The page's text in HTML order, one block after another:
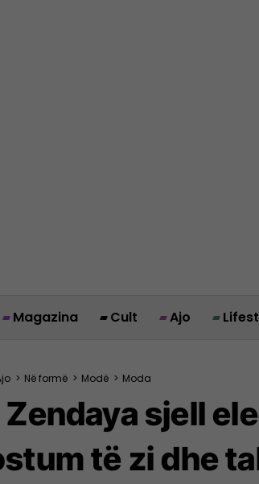
Magazina Cult Ajo
> Në formë > Modë > Moda
sjell
të zi dhe